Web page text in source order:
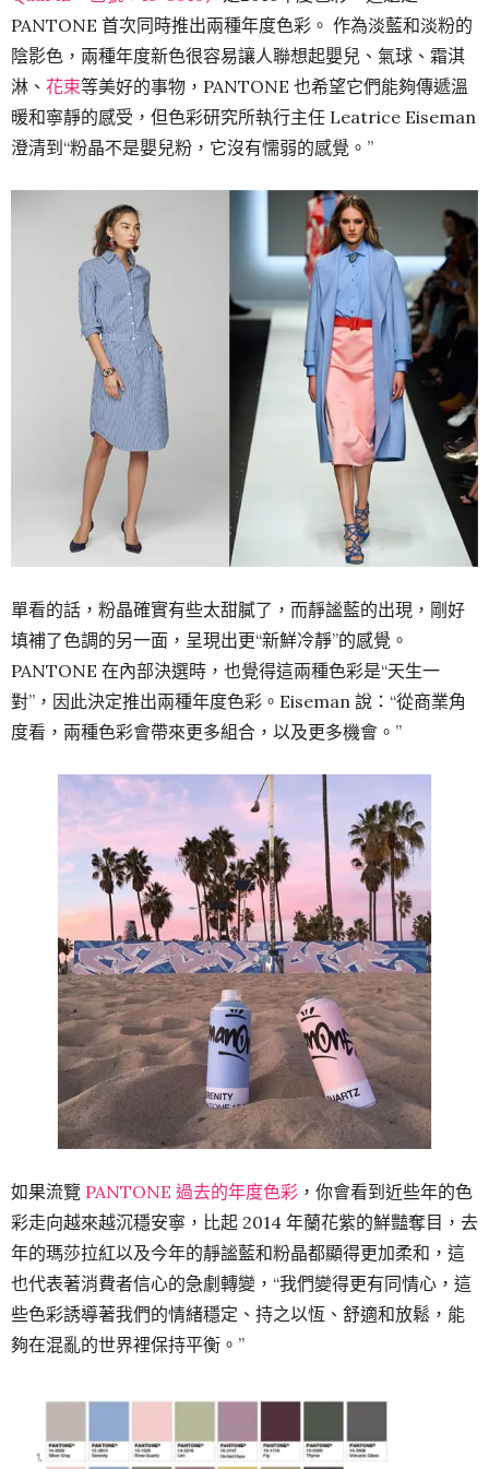
PANTONE 首次同時推出兩種年度色彩。 作為淡藍和淡粉的
陰影色，兩種年度新色很容易讓人聯想起嬰兒、氣球、霜淇
淋、 花束等美好的事物，PANTONE 也希望它們能夠傳遞溫
暖和寧靜的感受，但色彩研究所執行主任 Leatrice Eiseman
澄清到“粉晶不是嬰兒粉，它沒有懦弱的感覺。”
單看的話，粉晶確實有些太甜膩了，而靜謐藍的出現，剛好
填補了色調的另一面，呈現出更“新鮮冷靜”的感覺。
PANTONE 在內部決選時，也覺得這兩種色彩是“天生一
對”，因此決定推出兩種年度色彩。Eiseman 說：“從商業角
度看，兩種色彩會帶來更多組合，以及更多機會。”
如果流覽 PANTONE 過去的年度色彩 ，你會看到近些年的色
彩走向越來越沉穩安寧，比起 2014 年蘭花紫的鮮豔奪目，去
年的瑪莎拉紅以及今年的靜謐藍和粉晶都顯得更加柔和，這
也代表著消費者信心的急劇轉變，“我們變得更有同情心，這
些色彩誘導著我們的情緒穩定、持之以恆、舒適和放鬆，能
夠在混亂的世界裡保持平衡。”